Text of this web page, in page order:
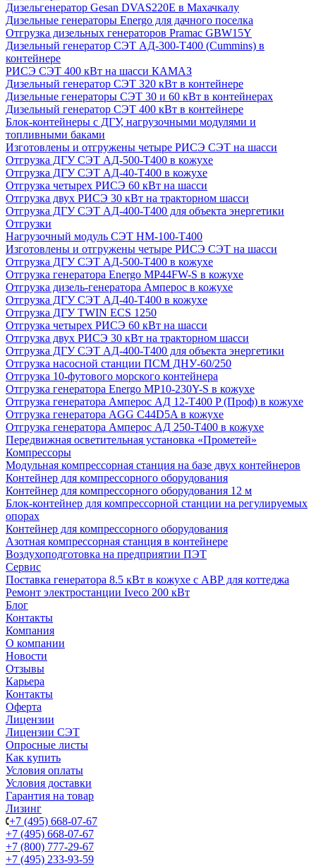
Дизельгенератор Gesan DVAS220E в Махачкалу
Дизельные генераторы Energo для дачного поселка
Отгрузка дизельных генераторов Pramac GВW15Y
Дизельный генератор СЭТ АД-300-Т400 (Cummins) в
контейнере
РИСЭ СЭТ 400 кВт на шасси КАМАЗ
Дизельный генератор СЭТ 320 кВт в контейнере
Дизельные генераторы СЭТ 30 и 60 кВт в контейнерах
Дизельный генератор СЭТ 400 кВт в контейнере
Блок-контейнеры с ДГУ, нагрузочными модулями и
топливными баками
Изготовлены и отгружены четыре РИСЭ СЭТ на шасси
Отгрузка ДГУ СЭТ АД-500-Т400 в кожухе
Отгрузка ДГУ СЭТ АД-40-Т400 в кожухе
Отгрузка четырех РИСЭ 60 кВт на шасси
Отгрузка двух РИСЭ 30 кВт на тракторном шасси
Отгрузка ДГУ СЭТ АД-400-Т400 для объекта энергетики
Отгрузки
Нагрузочный модуль СЭТ НМ-100-Т400
Изготовлены и отгружены четыре РИСЭ СЭТ на шасси
Отгрузка ДГУ СЭТ АД-500-Т400 в кожухе
Отгрузка генератора Energo MP44FW-S в кожухе
Отгрузка дизель-генератора Амперос в кожухе
Отгрузка ДГУ СЭТ АД-40-Т400 в кожухе
Отгрузка ДГУ TWIN ECS 1250
Отгрузка четырех РИСЭ 60 кВт на шасси
Отгрузка двух РИСЭ 30 кВт на тракторном шасси
Отгрузка ДГУ СЭТ АД-400-Т400 для объекта энергетики
Отгрузка насосной станции ПСМ ДНУ-60/250
Отгрузка 10-футового морского контейнера
Отгрузка генератора Energo MP10-230Y-S в кожухе
Отгрузка генератора Амперос АД 12-Т400 P (Проф) в кожухе
Отгрузка генератора AGG C44D5A в кожухе
Отгрузка генератора Амперос АД 250-Т400 в кожухе
Передвижная осветительная установка «Прометей»
Компрессоры
Модульная компрессорная станция на базе двух контейнеров
Контейнер для компрессорного оборудования
Контейнер для компрессорного оборудования 12 м
Блок-контейнер для компрессорной станции на регулируемых
опорах
Контейнер для компрессорного оборудования
Азотная компрессорная станция в контейнере
Воздухоподготовка на предприятии ПЭТ
Сервис
Поставка генератора 8.5 кВт в кожухе с АВР для коттеджа
Ремонт электростанции Iveco 200 кВт
Блог
Контакты
Компания
О компании
Новости
Отзывы
Карьера
Контакты
Оферта
Лицензии
Лицензии СЭТ
Опросные листы
Как купить
Условия оплаты
Условия доставки
Гарантия на товар
Лизинг
+7 (495) 668-07-67
+7 (495) 668-07-67
+7 (800) 777-29-67
+7 (495) 233-93-59